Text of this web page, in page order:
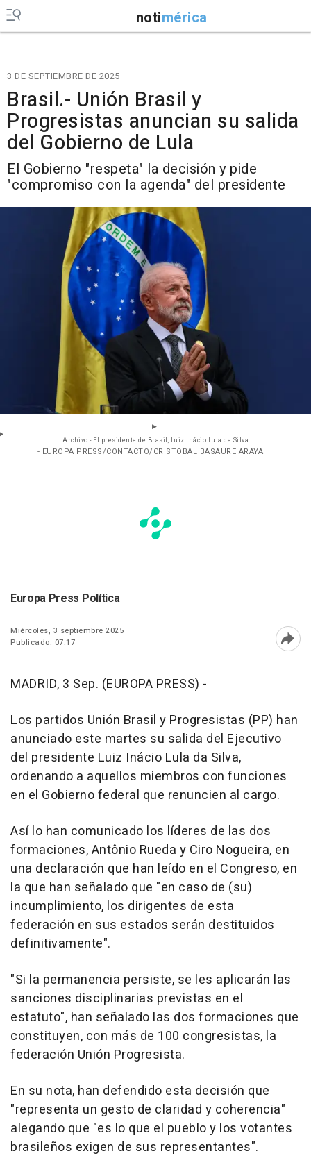
notimérica
3 DE SEPTIEMBRE DE 2025
Brasil.- Unión Brasil y
Progresistas anuncian su salida
del Gobierno de Lula
El Gobierno "respeta" la decisión y pide
"compromiso con la agenda" del presidente
Archivo - El presidente de Brasil, Luiz Inácio Lula da Silva
- EUROPA PRESS/CONTACTO/CRISTOBAL BASAURE ARAYA
Europa Press Política
Miércoles, 3 septiembre 2025
Publicado: 07:17
MADRID, 3 Sep. (EUROPA PRESS) -
Los partidos Unión Brasil y Progresistas (PP) han
anunciado este martes su salida del Ejecutivo
del presidente Luiz Inácio Lula da Silva,
ordenando a aquellos miembros con funciones
en el Gobierno federal que renuncien al cargo.
Así lo han comunicado los líderes de las dos
formaciones, Antônio Rueda y Ciro Nogueira, en
una declaración que han leído en el Congreso, en
la que han señalado que "en caso de (su)
incumplimiento, los dirigentes de esta
federación en sus estados serán destituidos
definitivamente".
"Si la permanencia persiste, se les aplicarán las
sanciones disciplinarias previstas en el
estatuto", han señalado las dos formaciones que
constituyen, con más de 100 congresistas, la
federación Unión Progresista.
En su nota, han defendido esta decisión que
"representa un gesto de claridad y coherencia"
alegando que "es lo que el pueblo y los votantes
brasileños exigen de sus representantes".